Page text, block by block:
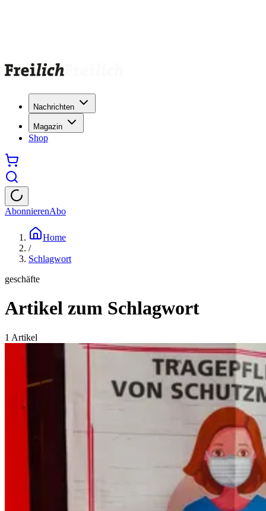
Nachrichten
Magazin
Shop
AbonnierenAbo
Home
/
Schlagwort
geschäfte
Artikel zum Schlagwort
1 Artikel